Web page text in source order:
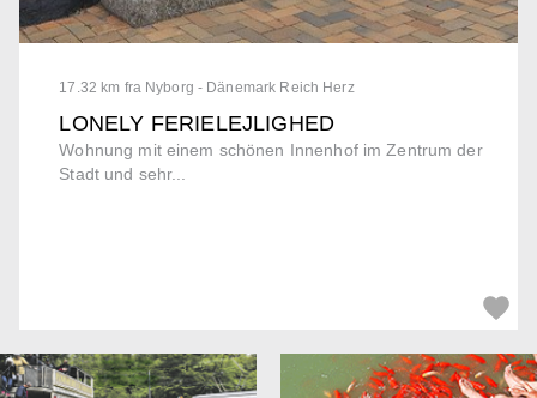
17.32 km fra Nyborg - Dänemark Reich Herz
LONELY FERIELEJLIGHED
Wohnung mit einem schönen Innenhof im Zentrum der
Stadt und sehr...